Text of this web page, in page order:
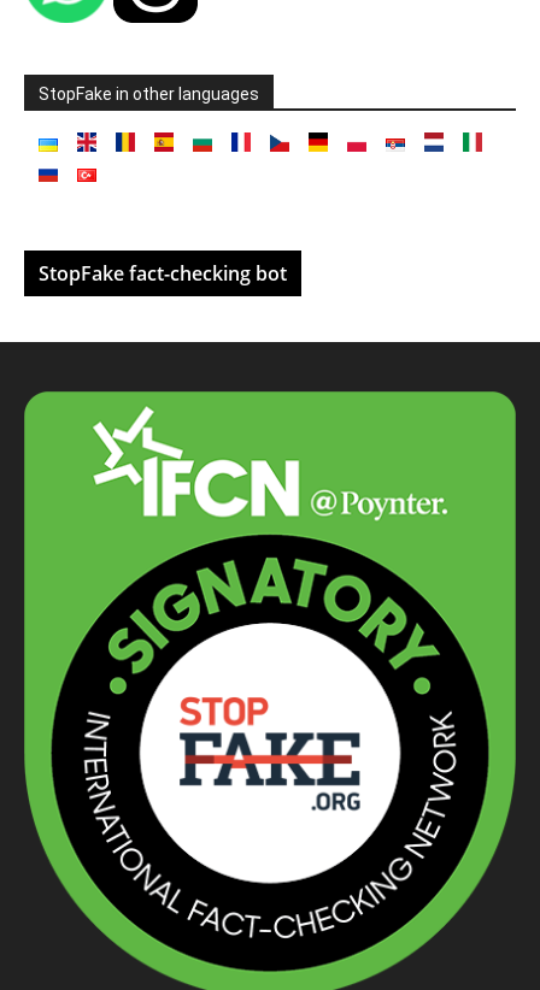
StopFake in other languages
StopFake fact-checking bot